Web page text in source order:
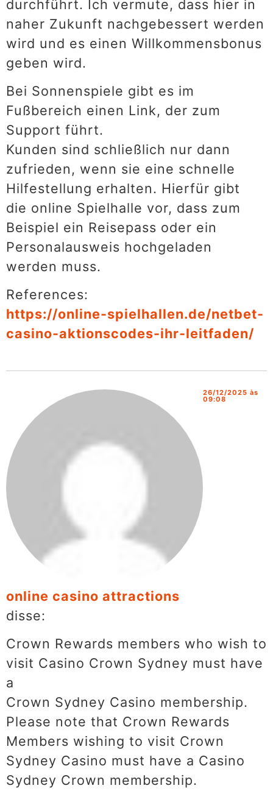
durchführt. Ich vermute, dass hier in
naher Zukunft nachgebessert werden
wird und es einen Willkommensbonus
geben wird.
Bei Sonnenspiele gibt es im
Fußbereich einen Link, der zum
Support führt.
Kunden sind schließlich nur dann
zufrieden, wenn sie eine schnelle
Hilfestellung erhalten. Hierfür gibt
die online Spielhalle vor, dass zum
Beispiel ein Reisepass oder ein
Personalausweis hochgeladen
werden muss.
References:
https://online-spielhallen.de/netbet-
casino-aktionscodes-ihr-leitfaden/
online casino attractions
disse:
26/12/2025 às
09:08
Crown Rewards members who wish to
visit Casino Crown Sydney must have
a
Crown Sydney Casino membership.
Please note that Crown Rewards
Members wishing to visit Crown
Sydney Casino must have a Casino
Sydney Crown membership.